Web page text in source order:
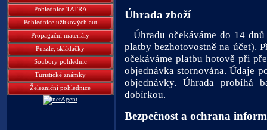
Pohlednice TATRA
Pohlednice užitkových aut
Propagační materiály
Puzzle, skládačky
Soubory pohlednic
Turistické známky
Železniční pohlednice
Úhrada zboží
Úhradu očekáváme do 14
platby bezhotovostně na účet).
očekáváme platbu hotově při
objednávka stornována. Údaje
objednávky. Úhrada probíhá
dobírkou.
Bezpečnost a ochrana